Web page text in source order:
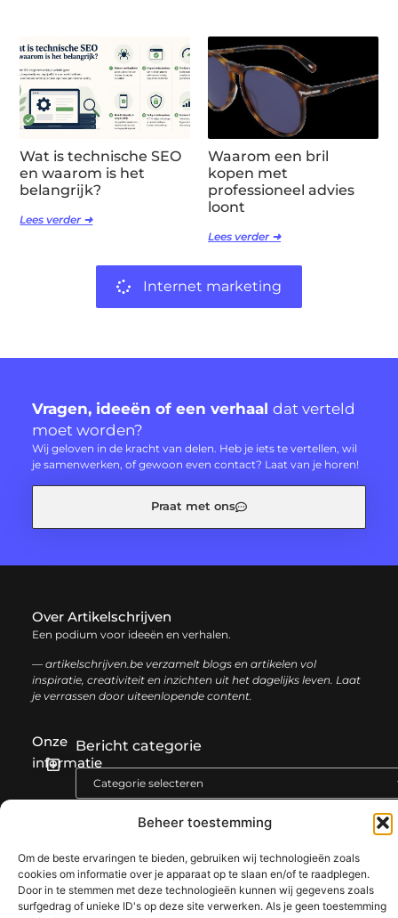
Beheer toestemming
Om de beste ervaringen te bieden, gebruiken wij technologieën zoals
cookies om informatie over je apparaat op te slaan en/of te raadplegen.
Door in te stemmen met deze technologieën kunnen wij gegevens zoals
surfgedrag of unieke ID's op deze site verwerken. Als je geen toestemming
Wat is technische SEO
en waarom is het
belangrijk?
Lees verder ➜
Waarom een bril
kopen met
professioneel advies
loont
Lees verder ➜
Internet marketing
Vragen, ideeën of een verhaal dat verteld
moet worden?
Wij geloven in de kracht van delen. Heb je iets te vertellen, wil
je samenwerken, of gewoon even contact? Laat van je horen!
Praat met ons
Over Artikelschrijven
Een podium voor ideeën en verhalen.
— artikelschrijven.be verzamelt blogs en artikelen vol
inspiratie, creativiteit en inzichten uit het dagelijks leven. Laat
je verrassen door uiteenlopende content.
Onze
informatie
Bericht categorie
@2025 www.artikelschrijven.be. All Right Reserved.​